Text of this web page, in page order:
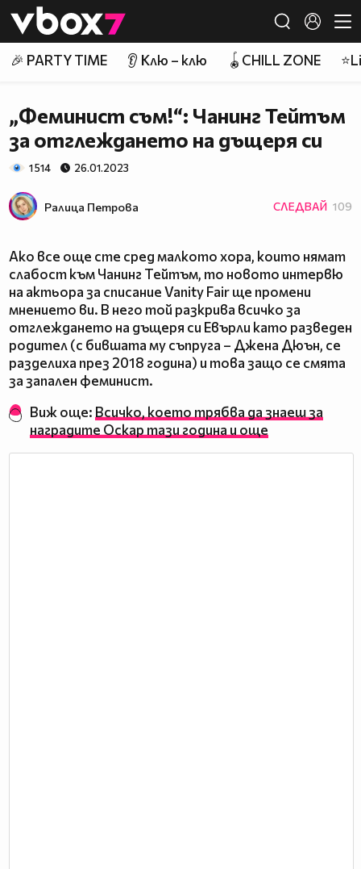
👾
🎉 PARTY TIME 👂 Клю – клю 🪀CHILL ZONE
„Феминист съм!“: Чанинг Тейтъм
за отглеждането на дъщеря си
1 514 26.01.2023
Ралица Петровa СЛЕДВАЙ 109
Ако все още сте сред малкото хора, които нямат
слабост към Чанинг Тейтъм, то новото интервю
на актьора за списание Vanity Fair ще промени
мнението ви. В него той разкрива всичко за
отглеждането на дъщеря си Евърли като разведен
родител (с бившата му съпруга – Джена Дюън, се
разделиха през 2018 година) и това защо се смята
за запален феминист.
Виж още: Всичко, което трябва да знаеш за
наградите Оскар тази година и още